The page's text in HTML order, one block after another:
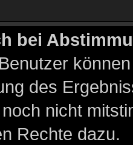
bei
des
nicht
Rechte dazu.